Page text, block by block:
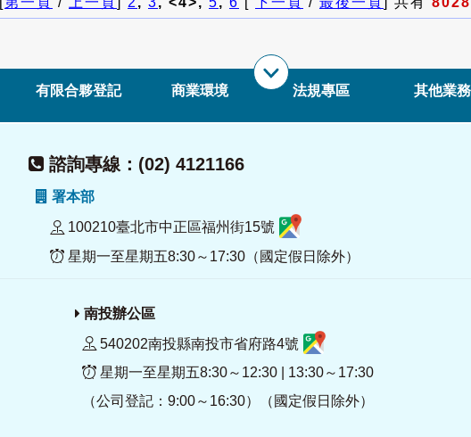
有限合夥登記 商業環境 法規專區 其他業務
諮詢專線：(02) 4121166
署本部
100210臺北市中正區福州街15號
星期一至星期五8:30～17:30（國定假日除外）
南投辦公區
540202南投縣南投市省府路4號
星期一至星期五8:30～12:30 | 13:30～17:30
（公司登記：9:00～16:30）（國定假日除外）